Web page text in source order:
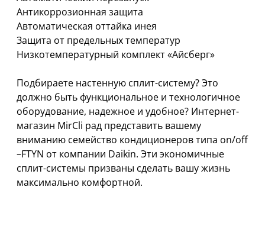
Антикоррозионная защита
Автоматическая оттайка инея
Защита от предельных температур
Низкотемпературный комплект «Айсберг»
Подбираете настенную сплит-систему? Это
должно быть функциональное и технологичное
оборудование, надежное и удобное? Интернет-
магазин MirCli рад представить вашему
вниманию семейство кондиционеров типа on/off
–FTYN от компании Daikin. Эти экономичные
сплит-системы призваны сделать вашу жизнь
максимально комфортной.